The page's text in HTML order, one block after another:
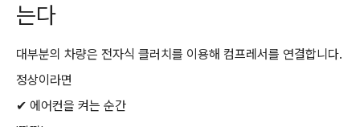
는다
대부분의 차량은 전자식 클러치를 이용해 컴프레서를 연결합니다.
정상이라면
✔ 에어컨을 켜는 순간